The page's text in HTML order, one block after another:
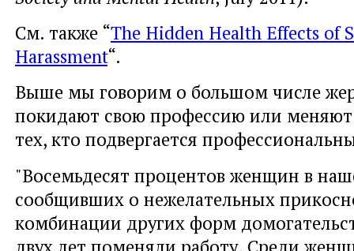
См. также “The Hidden Health Effects of
Harassment“.
Выше мы говорим о большом числе
покидают свою профессию или
тех, кто подвергается
"Восемьдесят процентов женщин в
сообщивших о нежелательных
комбинации других форм
двух лет поменяли работу. Среди